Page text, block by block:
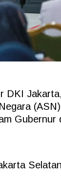
DKI
Gubernur